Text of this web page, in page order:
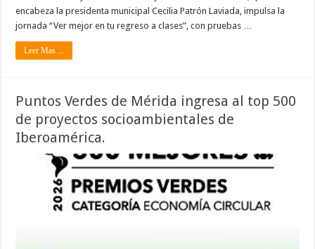
encabeza la presidenta municipal Cecilia Patrón Laviada, impulsa la
jornada “Ver mejor en tu regreso a clases”, con pruebas …
Leer Mas ...
Puntos Verdes de Mérida ingresa al top 500
de proyectos socioambientales de
Iberoamérica.